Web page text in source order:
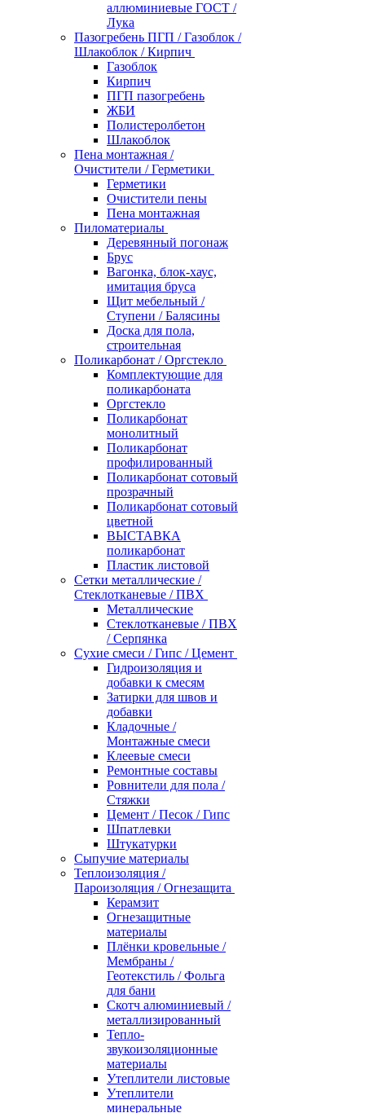
аллюминиевые ГОСТ /
Лука
Пазогребень ПГП / Газоблок /
Шлакоблок / Кирпич
Газоблок
Кирпич
ПГП пазогребень
ЖБИ
Полистеролбетон
Шлакоблок
Пена монтажная /
Очистители / Герметики
Герметики
Очистители пены
Пена монтажная
Пиломатериалы
Деревянный погонаж
Брус
Вагонка, блок-хаус,
имитация бруса
Щит мебельный /
Ступени / Балясины
Доска для пола,
строительная
Поликарбонат / Оргстекло
Комплектующие для
поликарбоната
Оргстекло
Поликарбонат
монолитный
Поликарбонат
профилированный
Поликарбонат сотовый
прозрачный
Поликарбонат сотовый
цветной
ВЫСТАВКА
поликарбонат
Пластик листовой
Сетки металлические /
Стеклотканевые / ПВХ
Металлические
Стеклотканевые / ПВХ
/ Серпянка
Сухие смеси / Гипс / Цемент
Гидроизоляция и
добавки к смесям
Затирки для швов и
добавки
Кладочные /
Монтажные смеси
Клеевые смеси
Ремонтные составы
Ровнители для пола /
Стяжки
Цемент / Песок / Гипс
Шпатлевки
Штукатурки
Сыпучие материалы
Теплоизоляция /
Пароизоляция / Огнезащита
Керамзит
Огнезащитные
материалы
Плёнки кровельные /
Мембраны /
Геотекстиль / Фольга
для бани
Скотч алюминиевый /
металлизированный
Тепло-
звукоизоляционные
материалы
Утеплители листовые
Утеплители
минеральные